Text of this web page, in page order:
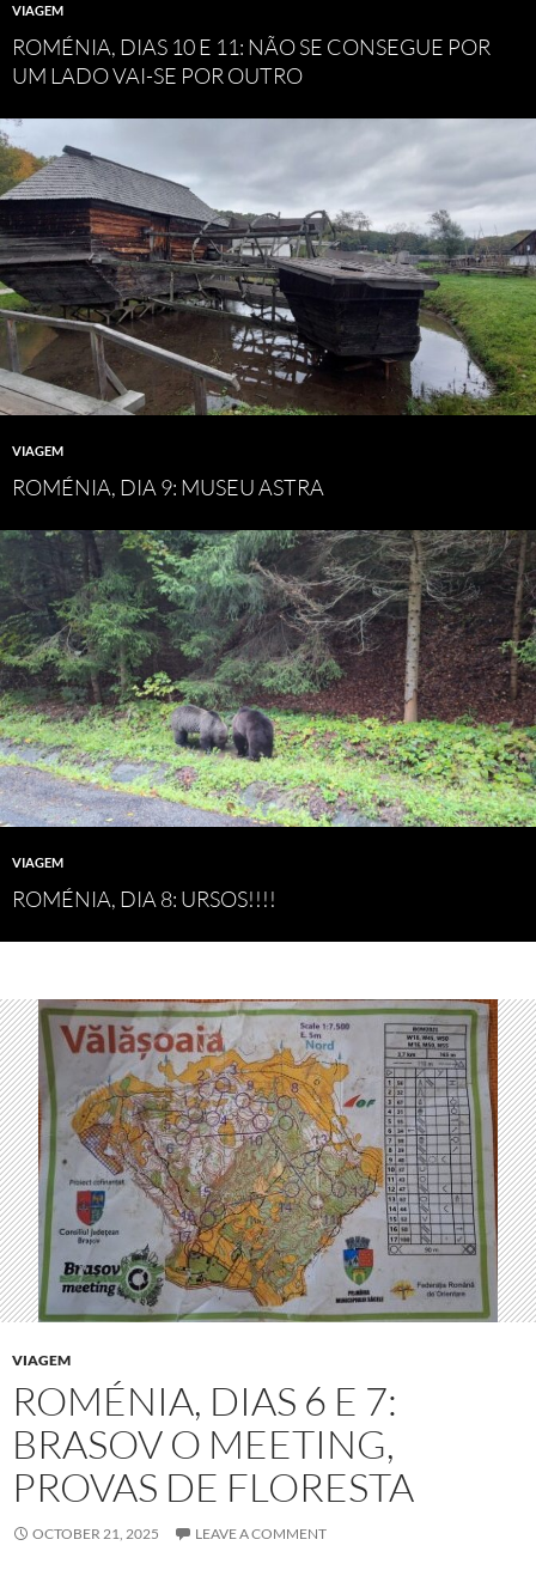
VIAGEM
ROMÉNIA, DIAS 10 E 11: NÃO SE CONSEGUE POR
UM LADO VAI-SE POR OUTRO
VIAGEM
ROMÉNIA, DIA 9: MUSEU ASTRA
VIAGEM
ROMÉNIA, DIA 8: URSOS!!!!
VIAGEM
ROMÉNIA, DIAS 6 E 7:
BRASOV O MEETING,
PROVAS DE FLORESTA
OCTOBER 21, 2025 LEAVE A COMMENT